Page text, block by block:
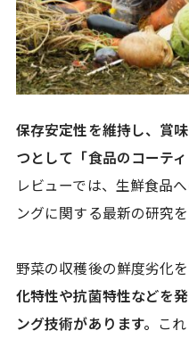
保存安定性を維持し、賞
つとして「食品のコーテ
レビューでは、生鮮食品
ングに関する最新の研究
野菜の収穫後の鮮度劣化
化特性や抗菌特性などを
ング技術があります。 こ